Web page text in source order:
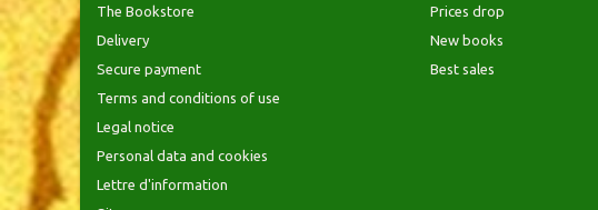
The Bookstore
Delivery
Secure payment
Terms and conditions of use
Legal notice
Personal data and cookies
Lettre d'information
Prices drop
New books
Best sales